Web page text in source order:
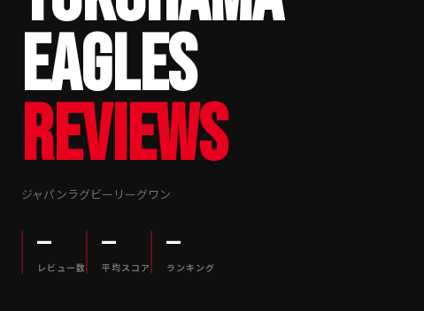
EAGLES
REVIEWS
ジャパンラグビーリーグワン
—
レビュー数
—
平均スコア
—
ランキング